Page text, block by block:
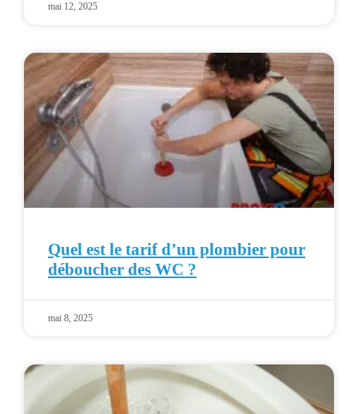
mai 12, 2025
Quel est le tarif d’un plombier pour
déboucher des WC ?
mai 8, 2025